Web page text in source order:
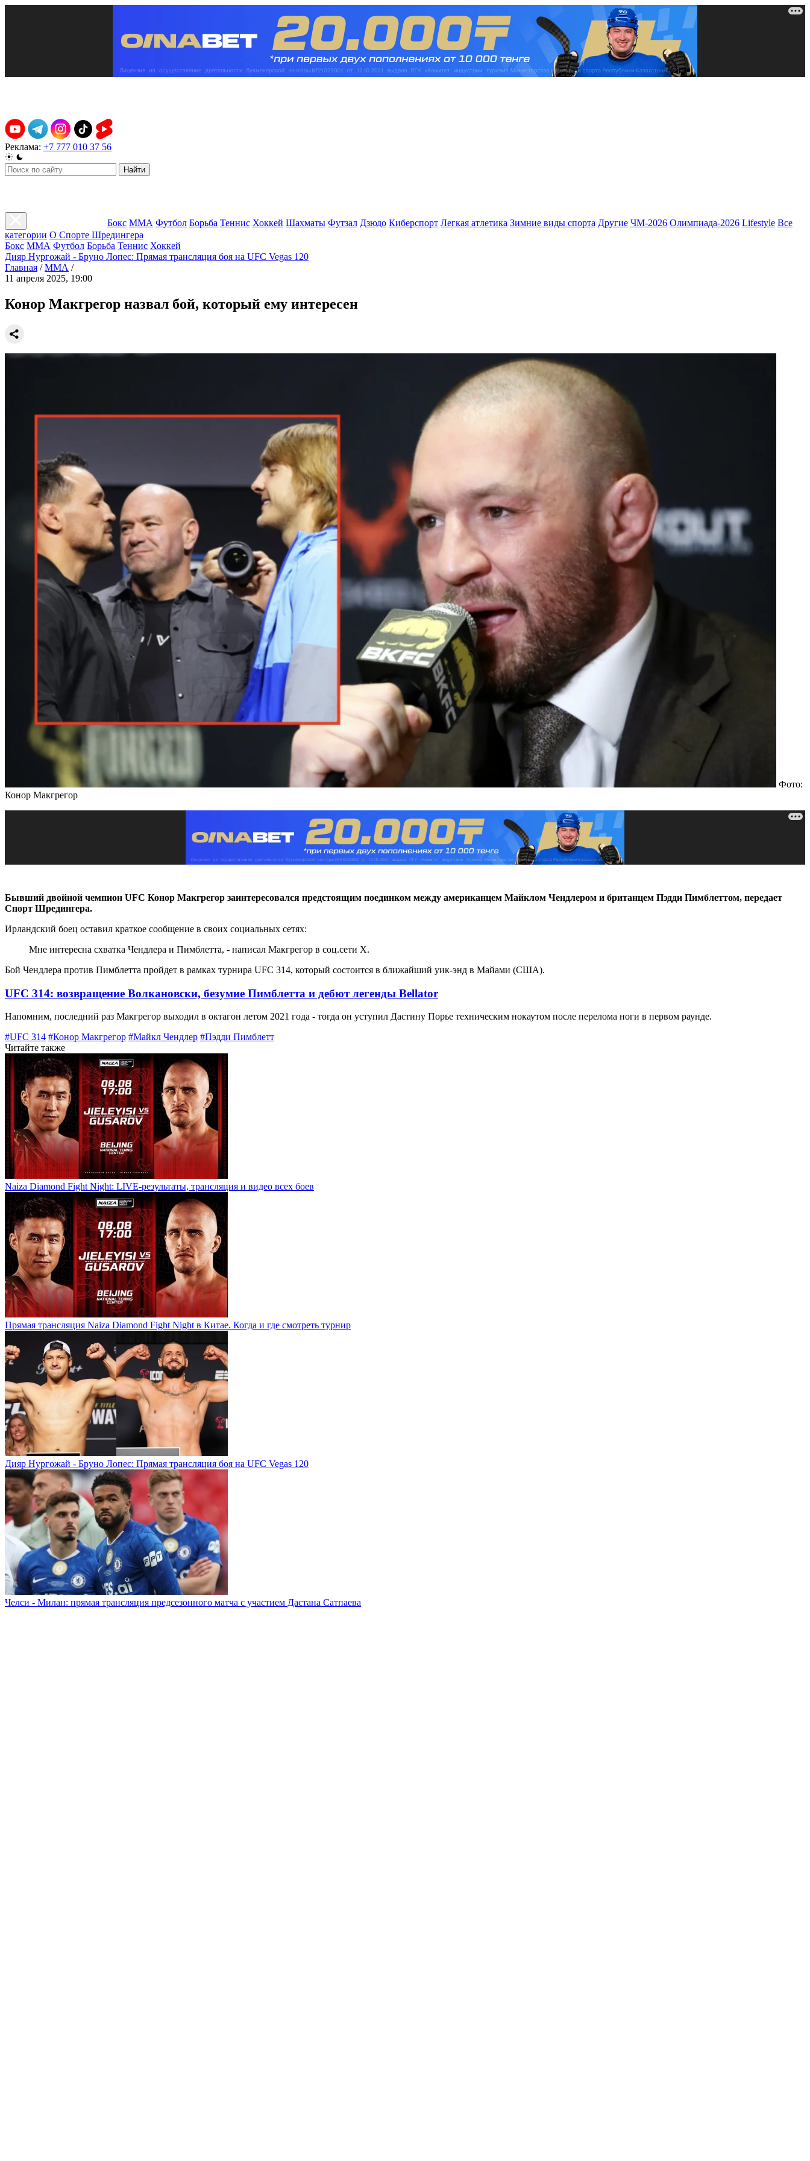
Реклама: +7 777 010 37 56
Найти
Бокс ММА Футбол Борьба Теннис Хоккей Шахматы Футзал Дзюдо Киберспорт Легкая атлетика Зимние виды спорта Другие ЧМ-2026 Олимпиада-2026 Lifestyle Все
категории О Спорте Шредингера
Бокс ММА Футбол Борьба Теннис Хоккей
Дияр Нургожай - Бруно Лопес: Прямая трансляция боя на UFC Vegas 120
Главная / ММА /
11 апреля 2025, 19:00
Конор Макгрегор назвал бой, который ему интересен
Фото:
Конор Макгрегор
Бывший двойной чемпион UFC Конор Макгрегор заинтересовался предстоящим поединком между американцем Майклом Чендлером и британцем Пэдди Пимблеттом, передает
Спорт Шредингера.
Ирландский боец оставил краткое сообщение в своих социальных сетях:
Мне интересна схватка Чендлера и Пимблетта, - написал Макгрегор в соц.сети X.
Бой Чендлера против Пимблетта пройдет в рамках турнира UFC 314, который состоится в ближайший уик-энд в Майами (США).
UFC 314: возвращение Волкановски, безумие Пимблетта и дебют легенды Bellator
Напомним, последний раз Макгрегор выходил в октагон летом 2021 года - тогда он уступил Дастину Порье техническим нокаутом после перелома ноги в первом раунде.
#UFC 314 #Конор Макгрегор #Майкл Чендлер #Пэдди Пимблетт
Читайте также
Naiza Diamond Fight Night: LIVE-результаты, трансляция и видео всех боев
Прямая трансляция Naiza Diamond Fight Night в Китае. Когда и где смотреть турнир
Дияр Нургожай - Бруно Лопес: Прямая трансляция боя на UFC Vegas 120
Челси - Милан: прямая трансляция предсезонного матча с участием Дастана Сатпаева